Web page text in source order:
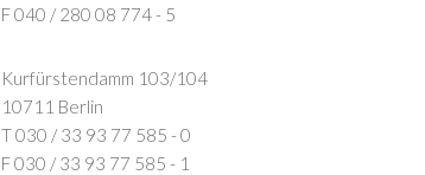
F 040 / 280 08 774 - 5
Kurfürstendamm 103/104
10711 Berlin
T 030 / 33 93 77 585 - 0
F 030 / 33 93 77 585 - 1